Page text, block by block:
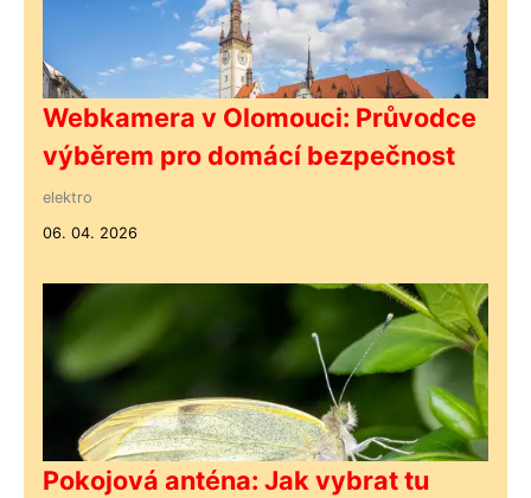
Webkamera v Olomouci: Průvodce
výběrem pro domácí bezpečnost
elektro
06. 04. 2026
Pokojová anténa: Jak vybrat tu